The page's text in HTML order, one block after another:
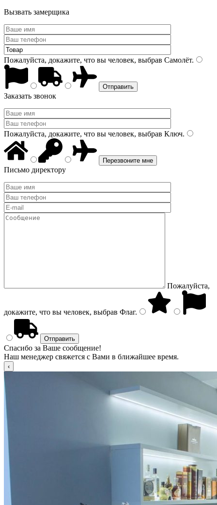
Вызвать замерщика
Пожалуйста, докажите, что вы человек, выбрав Самолёт.
Заказать звонок
Пожалуйста, докажите, что вы человек, выбрав Ключ.
Письмо директору
Пожалуйста,
докажите, что вы человек, выбрав Флаг.
Спасибо за Ваше сообщение!
Наш менеджер свяжется с Вами в ближайшее время.